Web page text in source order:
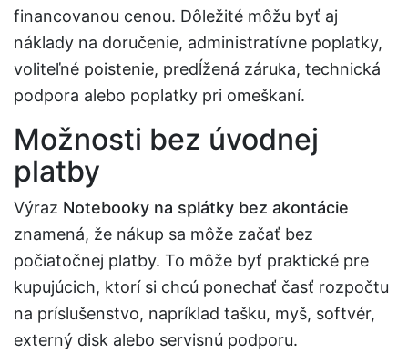
financovanou cenou. Dôležité môžu byť aj
náklady na doručenie, administratívne poplatky,
voliteľné poistenie, predĺžená záruka, technická
podpora alebo poplatky pri omeškaní.
Možnosti bez úvodnej
platby
Výraz Notebooky na splátky bez akontácie
znamená, že nákup sa môže začať bez
počiatočnej platby. To môže byť praktické pre
kupujúcich, ktorí si chcú ponechať časť rozpočtu
na príslušenstvo, napríklad tašku, myš, softvér,
externý disk alebo servisnú podporu.